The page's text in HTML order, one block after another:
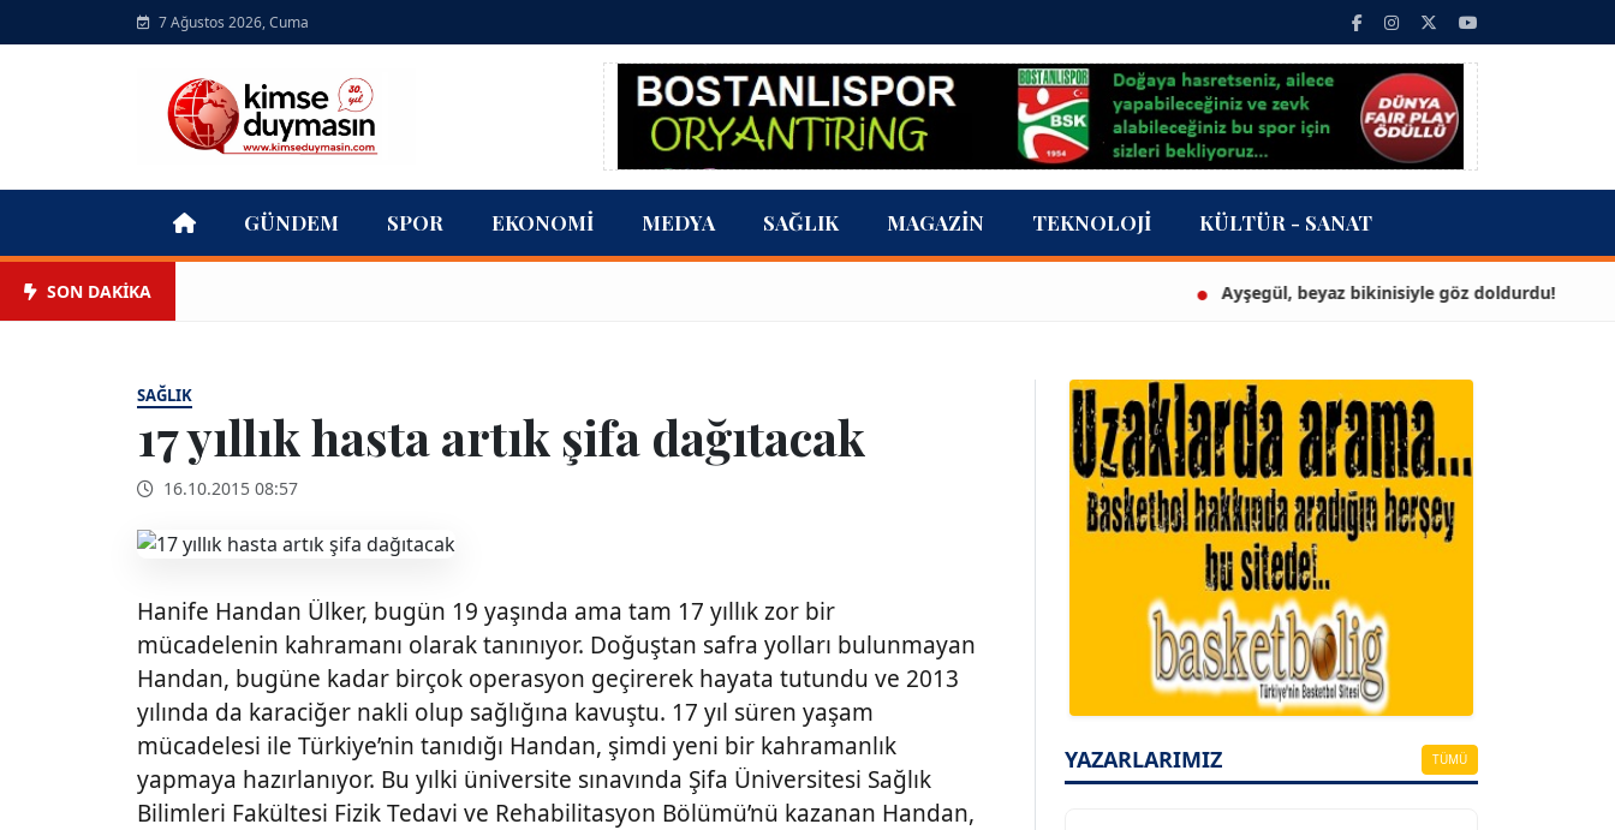
7 Ağustos 2026, Cuma
GÜNDEM SPOR EKONOMI MEDYA SAĞLIK MAGAZIN TEKNOLOJI KÜLTÜR - SANAT
SON DAKİKA Ayşegül, beyaz bikinisiyle göz doldurdu!
SAĞLIK
17 yıllık hasta artık şifa dağıtacak
16.10.2015 08:57
Hanife Handan Ülker, bugün 19 yaşında ama tam 17 yıllık zor bir
mücadelenin kahramanı olarak tanınıyor. Doğuştan safra yolları bulunmayan
Handan, bugüne kadar birçok operasyon geçirerek hayata tutundu ve 2013
yılında da karaciğer nakli olup sağlığına kavuştu. 17 yıl süren yaşam
mücadelesi ile Türkiye’nin tanıdığı Handan, şimdi yeni bir kahramanlık
yapmaya hazırlanıyor. Bu yılki üniversite sınavında Şifa Üniversitesi Sağlık
Bilimleri Fakültesi Fizik Tedavi ve Rehabilitasyon Bölümü’nü kazanan Handan,
YAZARLARIMIZ TÜMÜ
A. BAHRİ VRESKALA
Köşe Yazarı
Köşe Yazarı